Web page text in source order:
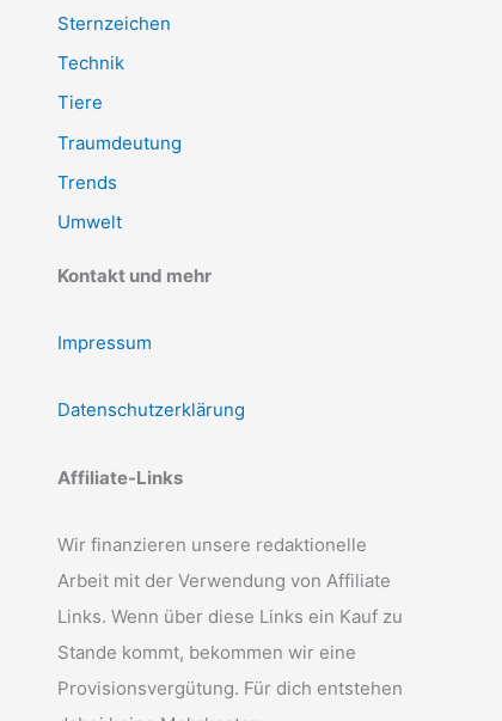
Sternzeichen
Technik
Tiere
Traumdeutung
Trends
Umwelt
Kontakt und mehr
Impressum
Datenschutzerklärung
Affiliate-Links
Wir finanzieren unsere redaktionelle
Arbeit mit der Verwendung von Affiliate
Links. Wenn über diese Links ein Kauf zu
Stande kommt, bekommen wir eine
Provisionsvergütung. Für dich entstehen